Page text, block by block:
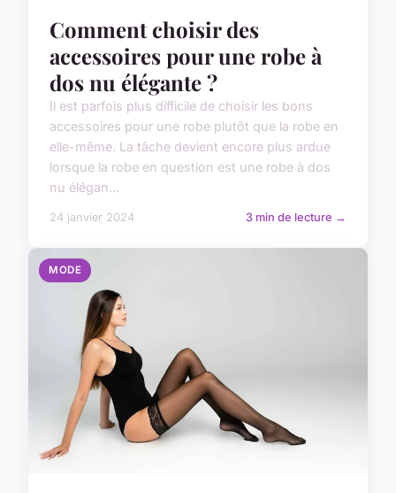
Comment choisir des
accessoires pour une robe à
dos nu élégante ?
Il est parfois plus difficile de choisir les bons
accessoires pour une robe plutôt que la robe en
elle-même. La tâche devient encore plus ardue
lorsque la robe en question est une robe à dos
nu élégan...
24 janvier 2024 3 min de lecture →
MODE